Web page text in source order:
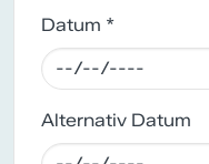
Datum *
Alternativ Datum